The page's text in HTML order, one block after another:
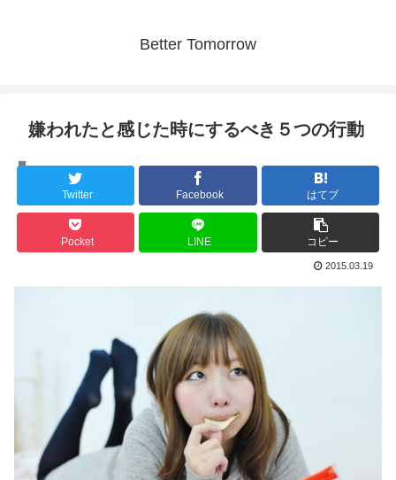
Better Tomorrow
嫌われたと感じた時にするべき５つの行動
Twitter Facebook はてブ
Pocket LINE コピー
2015.03.19